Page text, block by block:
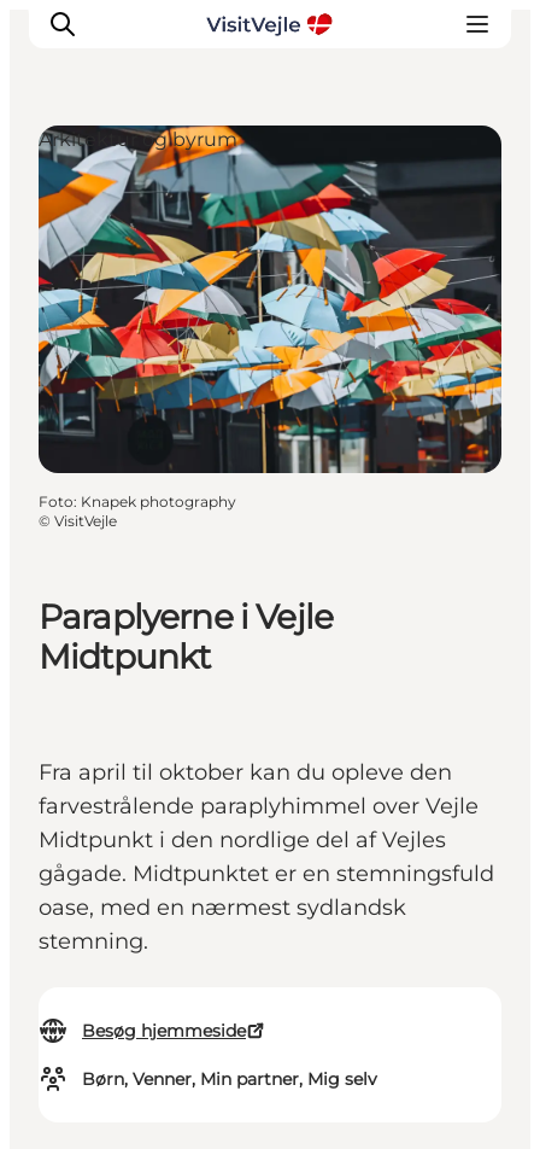
Oplevelser
Det sker
Planlæg dit besøg
Inspiration
Paraplyerne i Vejle
Midtpunkt
Fra april til oktober kan du opleve den
farvestrålende paraplyhimmel over Vejle
Midtpunkt i den nordlige del af Vejles
gågade. Midtpunktet er en stemningsfuld
oase, med en nærmest sydlandsk
stemning.
Besøg hjemmeside
Børn, Venner, Min partner, Mig selv
Arkitektur og byrum
Foto: Knapek photography
© VisitVejle